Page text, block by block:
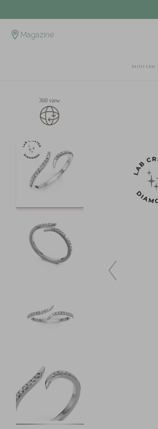
Magazine
BIJUTERII
360 view